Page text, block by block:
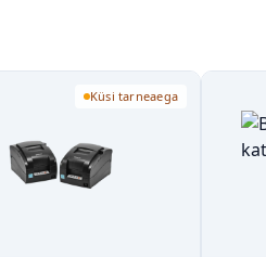
Küsi tarneaega